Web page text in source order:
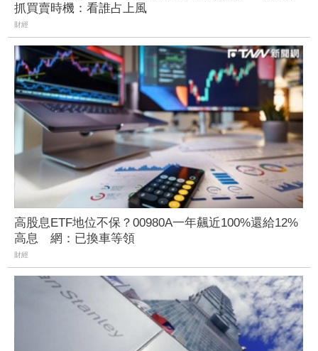
抓買賣時機：看誰占上風
財經
高股息ETF地位不保？00980A一年飆近100%還給12%
高息 網：已換車等領
財經